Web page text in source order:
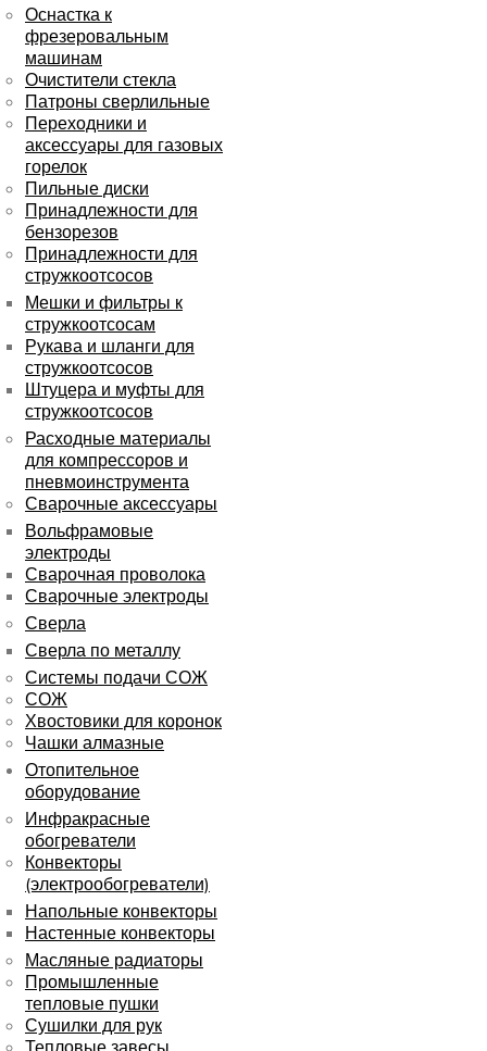
Оснастка к
фрезеровальным
машинам
Очистители стекла
Патроны сверлильные
Переходники и
аксессуары для газовых
горелок
Пильные диски
Принадлежности для
бензорезов
Принадлежности для
стружкоотсосов
Мешки и фильтры к
стружкоотсосам
Рукава и шланги для
стружкоотсосов
Штуцера и муфты для
стружкоотсосов
Расходные материалы
для компрессоров и
пневмоинструмента
Сварочные аксессуары
Вольфрамовые
электроды
Сварочная проволока
Сварочные электроды
Сверла
Сверла по металлу
Системы подачи СОЖ
СОЖ
Хвостовики для коронок
Чашки алмазные
Отопительное
оборудование
Инфракрасные
обогреватели
Конвекторы
(электрообогреватели)
Напольные конвекторы
Настенные конвекторы
Масляные радиаторы
Промышленные
тепловые пушки
Сушилки для рук